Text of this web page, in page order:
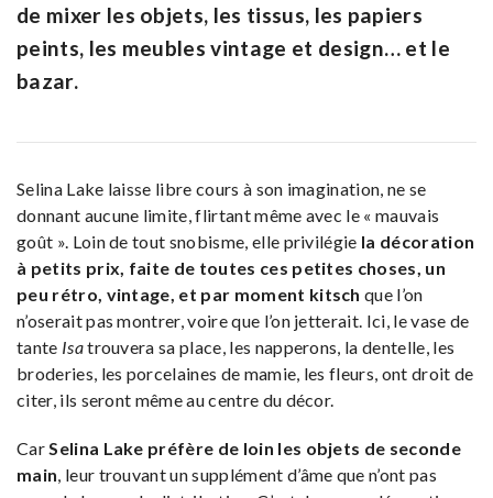
de mixer les objets, les tissus, les papiers
peints, les meubles vintage et design… et le
bazar.
Selina Lake laisse libre cours à son imagination, ne se
donnant aucune limite, flirtant même avec le « mauvais
goût ». Loin de tout snobisme, elle privilégie la décoration
à petits prix, faite de toutes ces petites choses, un
peu rétro, vintage, et par moment kitsch que l’on
n’oserait pas montrer, voire que l’on jetterait. Ici, le vase de
tante Isatrouvera sa place, les napperons, la dentelle, les
broderies, les porcelaines de mamie, les fleurs, ont droit de
citer, ils seront même au centre du décor.
CarSelina Lake préfère de loin les objets de seconde
main, leur trouvant un supplément d’âme que n’ont pas